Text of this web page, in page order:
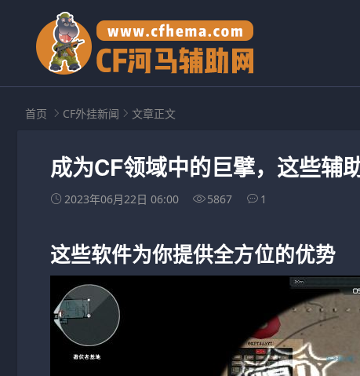
首页 CF外挂新闻 文章正文
成为CF领域中的巨擘，这些辅
2023年06月22日 06:00 5867 1
这些软件为你提供全方位的优势